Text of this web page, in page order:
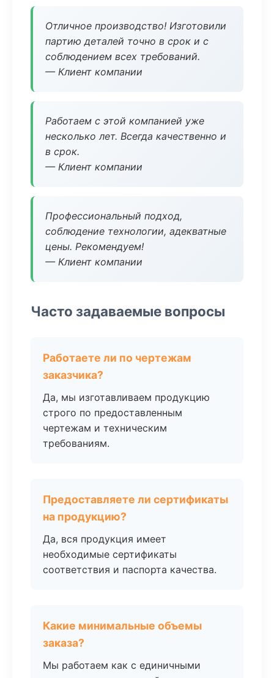
Отличное производство! Изготовили
партию деталей точно в срок и с
соблюдением всех требований.
— Клиент компании
Работаем с этой компанией уже
несколько лет. Всегда качественно и
в срок.
— Клиент компании
Профессиональный подход,
соблюдение технологии, адекватные
цены. Рекомендуем!
— Клиент компании
Часто задаваемые вопросы
Работаете ли по чертежам
заказчика?
Да, мы изготавливаем продукцию
строго по предоставленным
чертежам и техническим
требованиям.
Предоставляете ли сертификаты
на продукцию?
Да, вся продукция имеет
необходимые сертификаты
соответствия и паспорта качества.
Какие минимальные объемы
заказа?
Мы работаем как с единичными